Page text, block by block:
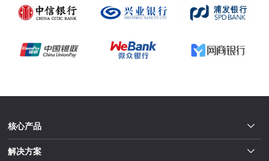
核心产品
解决方案